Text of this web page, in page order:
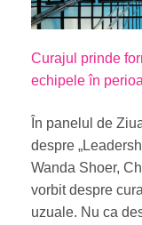
Curajul prinde
echipele în
În panelul de
despre
Wanda Shoer,
vorbit despre
uzuale. Nu ca